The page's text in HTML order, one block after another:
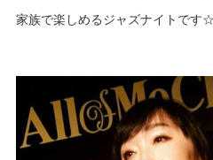
家族で楽しめるジャズナイトです☆